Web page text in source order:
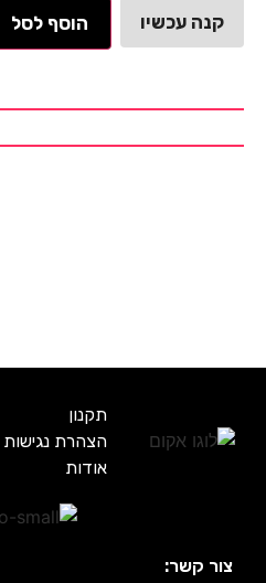
קנה עכשיו הוסף לסל
תקנון
הצהרת נגישות
אודות
צור קשר: